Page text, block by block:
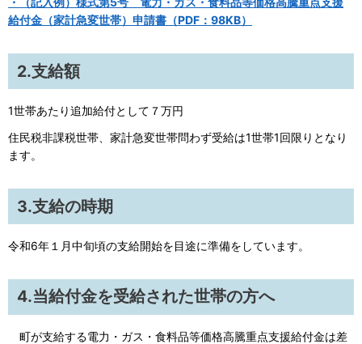
給付金（家計急変世帯）申請書（PDF：98KB）
2.支給額
1世帯あたり追加給付として７万円
住民税非課税世帯、家計急変世帯問わず受給は1世帯1回限りとなり
ます。
3.支給の時期
令和6年１月中旬頃の支給開始を目途に準備をしています。
4.当給付金を受給された世帯の方へ
町が支給する電力・ガス・食料品等価格高騰重点支援給付金は差